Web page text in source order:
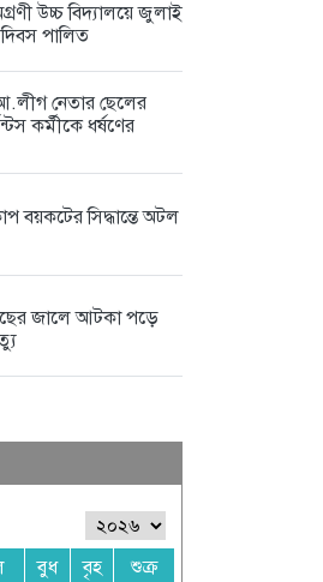
উচ্চ বিদ্যালয়ে জুলাই
পালিত
নেতার ছেলের
কর্মীকে ধর্ষণের
বয়কটের সিদ্ধান্তে অটল
জালে আটকা পড়ে
বুধ বৃহ শুক্র